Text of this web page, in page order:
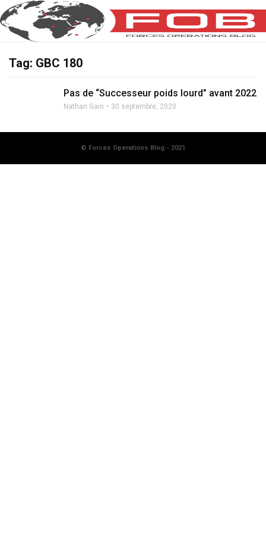
Tag: GBC 180
Pas de “Successeur poids lourd” avant 2022
Nathan Gain 30 septembre, 2020
© Forces Operations Blog - 2021